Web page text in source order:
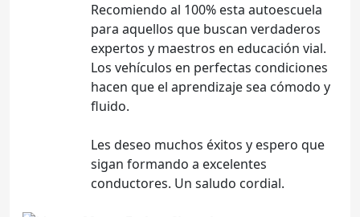
Recomiendo al 100% esta autoescuela
para aquellos que buscan verdaderos
expertos y maestros en educación vial.
Los vehículos en perfectas condiciones
hacen que el aprendizaje sea cómodo y
fluido.
Les deseo muchos éxitos y espero que
sigan formando a excelentes
conductores. Un saludo cordial.